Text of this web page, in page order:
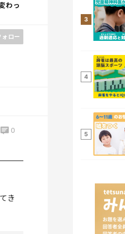
わっ
ォロー
0
き
3
4
5